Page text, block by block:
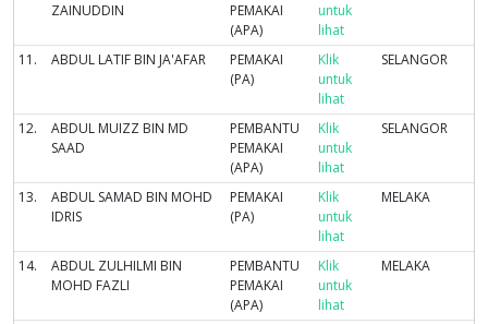
ZAINUDDIN
PEMAKAI
(APA)
untuk
lihat
11. ABDUL LATIF BIN JA'AFAR
PEMAKAI
(PA)
Klik
untuk
lihat
SELANGOR
12.
ABDUL MUIZZ BIN MD
SAAD
PEMBANTU
PEMAKAI
(APA)
Klik
untuk
lihat
SELANGOR
13.
ABDUL SAMAD BIN MOHD
IDRIS
PEMAKAI
(PA)
Klik
untuk
lihat
MELAKA
14.
ABDUL ZULHILMI BIN
MOHD FAZLI
PEMBANTU
PEMAKAI
(APA)
Klik
untuk
lihat
MELAKA